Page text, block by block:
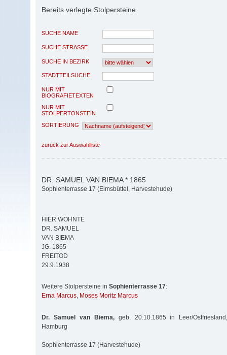
Bereits verlegte Stolpersteine
SUCHE NAME
SUCHE STRASSE
SUCHE IN BEZIRK
STADTTEILSUCHE
NUR MIT
BIOGRAFIETEXTEN
NUR MIT
STOLPERTONSTEIN
SORTIERUNG
zurück zur Auswahlliste
DR. SAMUEL VAN BIEMA * 1865
Sophienterrasse 17 (Eimsbüttel, Harvestehude)
HIER WOHNTE
DR. SAMUEL
VAN BIEMA
JG. 1865
FREITOD
29.9.1938
Weitere Stolpersteine in Sophienterrasse 17:
Erna Marcus, Moses Moritz Marcus
Dr. Samuel van Biema,geb. 20.10.1865 in Leer/
Hamburg
Sophienterrasse 17 (Harvestehude)